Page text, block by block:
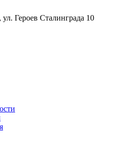
Героев Сталинграда 10